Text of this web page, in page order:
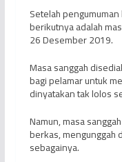
Setelah
berikutnya adalah
26 Desember 2019.
Masa sanggah
bagi pelamar untuk
dinyatakan tak lolos
Namun, masa
berkas, mengunggah
sebagainya.